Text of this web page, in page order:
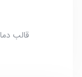
قالب